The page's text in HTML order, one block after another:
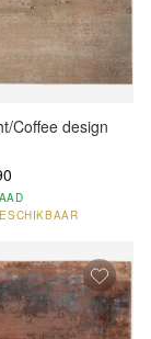
Coffee design